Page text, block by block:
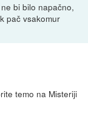
bi bilo napačno,
pač vsakomur
temo na Misteriji